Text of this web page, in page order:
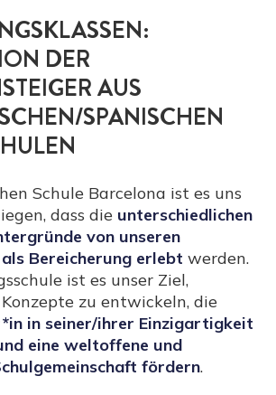
DER
AUS
SPANISCHEN
Schule Barcelona ist es uns
dass die unterschiedlichen
von unseren
Bereicherung erlebt werden.
ist es unser Ziel,
zu entwickeln, die
in seiner/ihrer Einzigartigkeit
eine weltoffene und
fördern.